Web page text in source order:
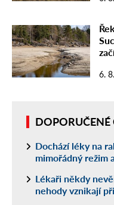
6.
Dochází léky na
mimořádný režim
Lékaři někdy
nehody vznikají